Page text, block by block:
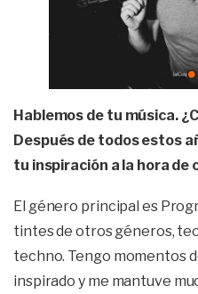
Hablemos de tu música.
Después de todos estos
tu inspiración a la hora
El género principal es
tintes de otros géneros,
techno. Tengo momentos
inspirado y me mantuve